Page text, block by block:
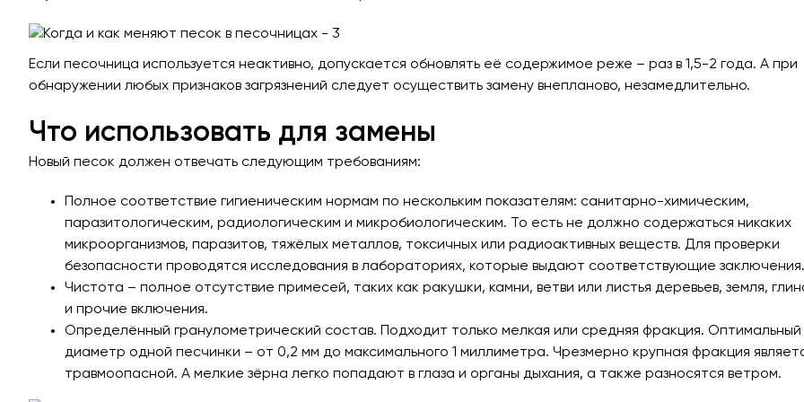
Если песочница используется неактивно, допускается обновлять её содержимое реже – раз в 1,5-2 года. А при
обнаружении любых признаков загрязнений следует осуществить замену внепланово, незамедлительно.
Что использовать для замены
Новый песок должен отвечать следующим требованиям:
Полное соответствие гигиеническим нормам по нескольким показателям: санитарно-химическим,
паразитологическим, радиологическим и микробиологическим. То есть не должно содержаться никаких
микроорганизмов, паразитов, тяжёлых металлов, токсичных или радиоактивных веществ. Для проверки
безопасности проводятся исследования в лабораториях, которые выдают соответствующие заключения.
Чистота – полное отсутствие примесей, таких как ракушки, камни, ветви или листья деревьев, земля,
и прочие включения.
Определённый гранулометрический состав. Подходит только мелкая или средняя фракция. Оптимальный
диаметр одной песчинки – от 0,2 мм до максимального 1 миллиметра. Чрезмерно крупная фракция
травмоопасной. А мелкие зёрна легко попадают в глаза и органы дыхания, а также разносятся ветром.